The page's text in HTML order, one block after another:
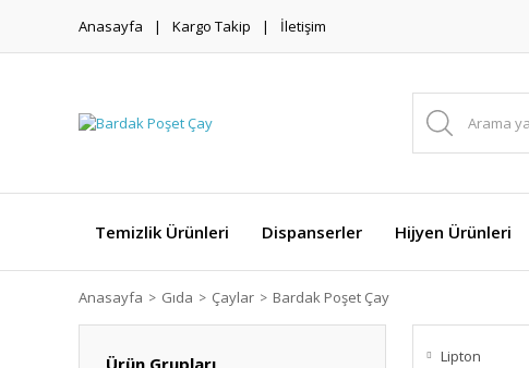
Anasayfa Kargo Takip İletişim
Temizlik Ürünleri Dispanserler Hijyen Ürünleri
Anasayfa Gıda Çaylar Bardak Poşet Çay
Ürün Grupları Lipton